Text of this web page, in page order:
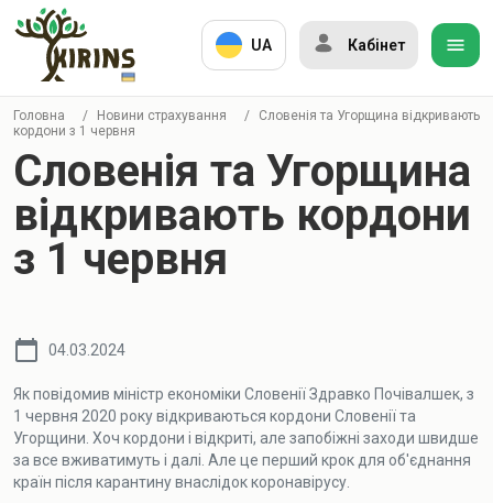
UA Кабінет
Головна / Новини страхування /
Словенія та Угорщина відкривають
кордони з 1 червня
Словенія та Угорщина
відкривають кордони
з 1 червня
04.03.2024
Як повідомив міністр економіки Словенії Здравко Почівалшек, з
1 червня 2020 року відкриваються кордони Словенії та
Угорщини. Хоч кордони і відкриті, але запобіжні заходи швидше
за все вживатимуть і далі. Але це перший крок для об'єднання
країн після карантину внаслідок коронавірусу.